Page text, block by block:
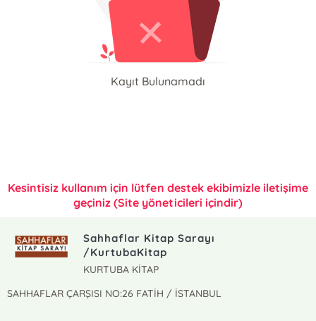
Kayıt Bulunamadı
Kesintisiz kullanım için lütfen destek ekibimizle iletişime
geçiniz (Site yöneticileri içindir)
Sahhaflar Kitap Sarayı
/KurtubaKitap
KURTUBA KİTAP
SAHHAFLAR ÇARŞISI NO:26 FATİH / İSTANBUL